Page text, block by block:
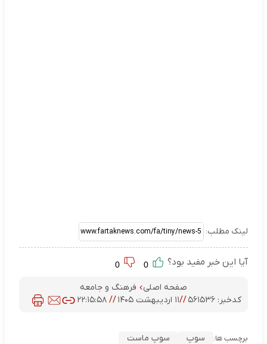
لینک مطلب:
آیا این خبر مفید بود؟
صفحه اصلی
فرهنگ و جامعه
کدخبر: ۵۶۱۵۳۶ //۱۱ اردیبهشت ۱۴۰۵ // ۲۲:۱۵:۵۸
برچسب ها: سوپ سوپ ماست